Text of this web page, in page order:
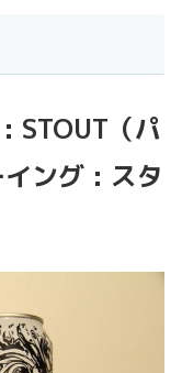
STOUT （パ
ング : スタ